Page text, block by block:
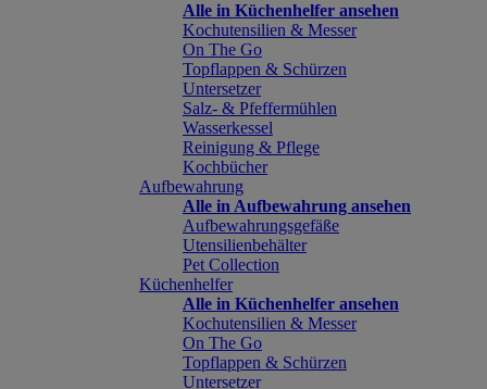
Alle in Küchenhelfer ansehen
Kochutensilien & Messer
On The Go
Topflappen & Schürzen
Untersetzer
Salz- & Pfeffermühlen
Wasserkessel
Reinigung & Pflege
Kochbücher
Aufbewahrung
Alle in Aufbewahrung ansehen
Aufbewahrungsgefäße
Utensilienbehälter
Pet Collection
Küchenhelfer
Alle in Küchenhelfer ansehen
Kochutensilien & Messer
On The Go
Topflappen & Schürzen
Untersetzer